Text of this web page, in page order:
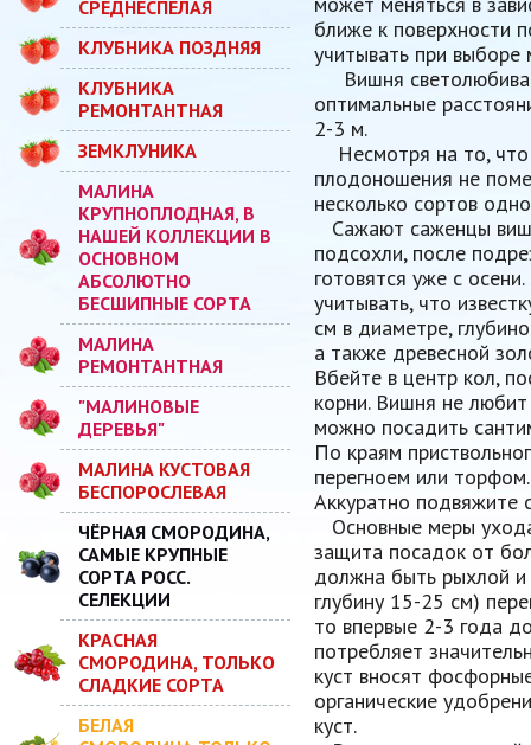
СРЕДНЕСПЕЛАЯ
КЛУБНИКА ПОЗДНЯЯ
КЛУБНИКА
РЕМОНТАНТНАЯ
ЗЕМКЛУНИКА
МАЛИНА
КРУПНОПЛОДНАЯ, В
НАШЕЙ КОЛЛЕКЦИИ В
ОСНОВНОМ
АБСОЛЮТНО
БЕСШИПНЫЕ СОРТА
МАЛИНА
РЕМОНТАНТНАЯ
"МАЛИНОВЫЕ
ДЕРЕВЬЯ"
МАЛИНА КУСТОВАЯ
БЕСПОРОСЛЕВАЯ
ЧЁРНАЯ СМОРОДИНА,
САМЫЕ КРУПНЫЕ
СОРТА РОСС.
СЕЛЕКЦИИ
КРАСНАЯ
СМОРОДИНА, ТОЛЬКО
СЛАДКИЕ СОРТА
БЕЛАЯ
ближе к поверхности
учитывать при выборе
Вишня светолюбива
оптимальные
2-3 м.
Несмотря на то, что
плодоношения не
несколько сортов
Сажают саженцы
подсохли, после
готовятся уже с
учитывать, что
см в диаметре,
а также древесной
Вбейте в центр кол,
корни. Вишня не
можно посадить
По краям
перегноем или
Аккуратно подвяжите
Основные меры
защита посадок от
должна быть рыхлой и
глубину 15-25 см)
то впервые 2-3 года
потребляет
куст вносят
органические
куст.